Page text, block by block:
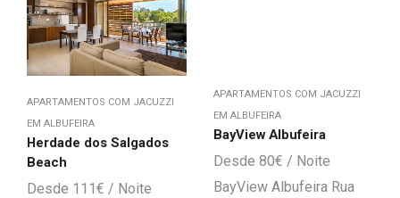
APARTAMENTOS COM JACUZZI
EM ALBUFEIRA
Herdade dos Salgados
Beach
111€
APARTAMENTOS COM JACUZZI
EM ALBUFEIRA
BayView Albufeira
80€
BayView Albufeira Rua